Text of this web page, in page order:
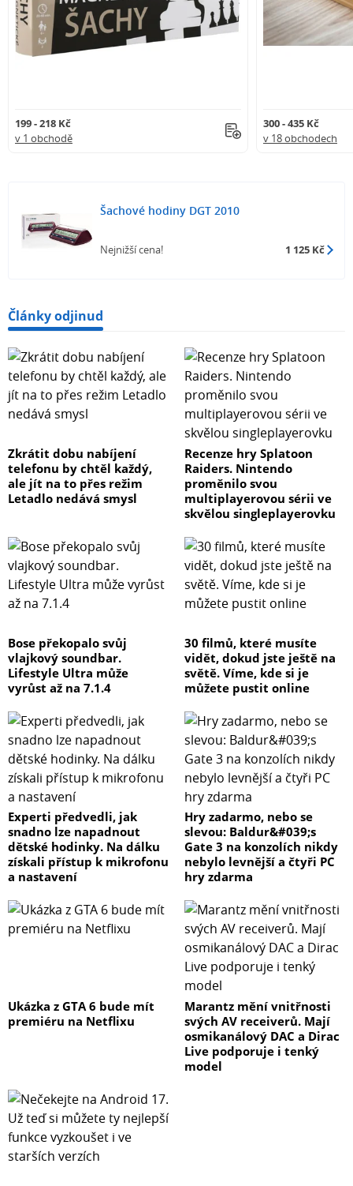
199 - 218 Kč
v 1 obchodě
300 - 435 Kč
v 18 obchodech
Šachové hodiny DGT 2010
Nejnižší cena! 1 125 Kč
Články odjinud
Zkrátit dobu nabíjení
telefonu by chtěl každý,
ale jít na to přes režim
Letadlo nedává smysl
Recenze hry Splatoon
Raiders. Nintendo
proměnilo svou
multiplayerovou sérii ve
skvělou singleplayerovku
Bose překopalo svůj
vlajkový soundbar.
Lifestyle Ultra může
vyrůst až na 7.1.4
30 filmů, které musíte
vidět, dokud jste ještě na
světě. Víme, kde si je
můžete pustit online
Experti předvedli, jak
snadno lze napadnout
dětské hodinky. Na dálku
získali přístup k mikrofonu
a nastavení
Hry zadarmo, nebo se
slevou: Baldur&#039;s
Gate 3 na konzolích nikdy
nebylo levnější a čtyři PC
hry zdarma
Ukázka z GTA 6 bude mít
premiéru na Netflixu
Marantz mění vnitřnosti
svých AV receiverů. Mají
osmikanálový DAC a Dirac
Live podporuje i tenký
model